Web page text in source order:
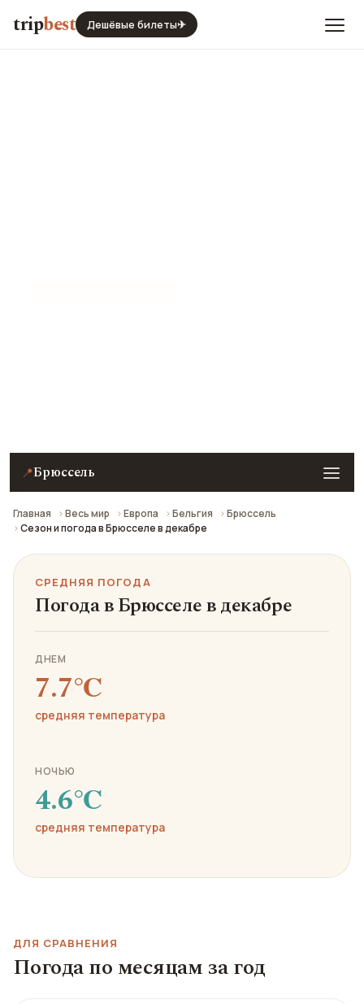
tripbest Дешёвые билеты✈
📍Брюссель
Главная Весь мир Европа Бельгия
Брюссель
Сезон и погода в Брюсселе в декабре
СРЕДНЯЯ ПОГОДА
Погода в Брюсселе в декабре
ДНЕМ
7.7℃
средняя температура
НОЧЬЮ
4.6℃
средняя температура
ДЛЯ СРАВНЕНИЯ
Погода по месяцам за год